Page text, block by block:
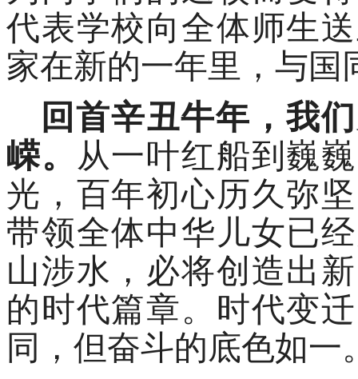
代表学校向全体师生
家在新的一年里，与国
回首辛丑牛年，我
嵘。 从一叶红船到巍
光，百年初心历久弥
带领全体中华儿女已
山涉水，必将创造出
的时代篇章。时代变
同，但奋斗的底色如一